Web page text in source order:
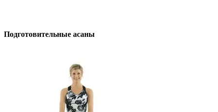
Подготовительные асаны